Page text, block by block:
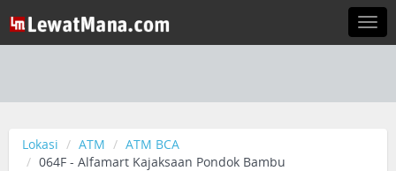
Lokasi ATM
ATM BCA
064F - Alfamart Kajaksaan Pondok Bambu